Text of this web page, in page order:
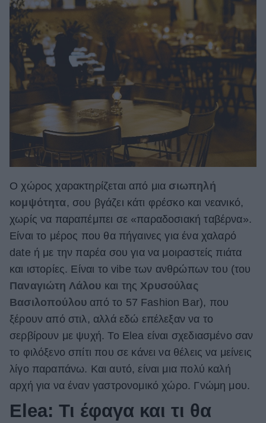
Ο χώρος χαρακτηρίζεται από μια σιωπηλή
κομψότητα, σου βγάζει κάτι φρέσκο και νεανικό,
χωρίς να παραπέμπει σε «παραδοσιακή ταβέρνα».
Είναι το μέρος που θα πήγαινες για ένα χαλαρό
date ή με την παρέα σου για να μοιραστείς πιάτα
και ιστορίες. Είναι το vibe των ανθρώπων του (του
Παναγιώτη Λάλου και της Χρυσούλας
Βασιλοπούλου από το 57 Fashion Bar), που
ξέρουν από στιλ, αλλά εδώ επέλεξαν να το
σερβίρουν με ψυχή. Το Elea είναι σχεδιασμένο σαν
το φιλόξενο σπίτι που σε κάνει να θέλεις να μείνεις
λίγο παραπάνω. Και αυτό, είναι μια πολύ καλή
αρχή για να έναν γαστρονομικό χώρο. Γνώμη μου.
Elea: Τι έφαγα και τι θα